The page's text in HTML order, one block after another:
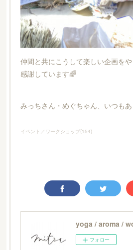
仲間と共にこうして楽しい企画をや
感謝しています🌈
みっちさん・めぐちゃん、いつも
イベント／ワークショップ(154)
yoga / aroma /
フォロー